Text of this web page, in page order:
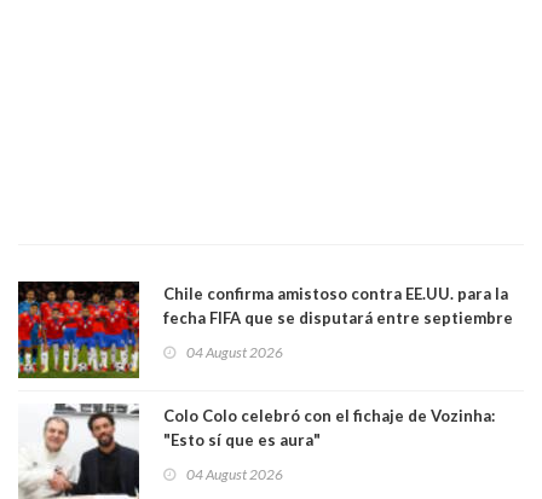
Chile confirma amistoso contra EE.UU. para la
fecha FIFA que se disputará entre septiembre
04 August 2026
Colo Colo celebró con el fichaje de Vozinha:
"Esto sí que es aura"
04 August 2026